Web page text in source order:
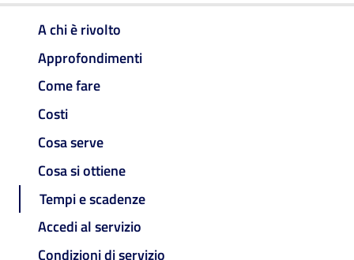
A chi è rivolto
Approfondimenti
Come fare
Costi
Cosa serve
Cosa si ottiene
Tempi e scadenze
Accedi al servizio
Condizioni di servizio